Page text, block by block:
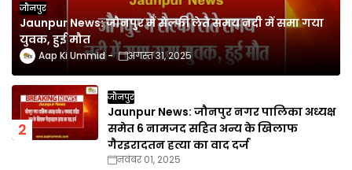
जौनपुर
Jaunpur News: जौनपुर में सेल्फी लेते समय नदी में समा गया
युवक, हुई मौत
Aap Ki Ummid अगस्त 31, 2025
जौनपुर
Jaunpur News: जौनपुर नगर पालिका अध्यक्ष
समेत 6 नामजद सहित अन्य के खिलाफ
गैरइरादतन हत्या का वाद दर्ज
नवंबर 01, 2025